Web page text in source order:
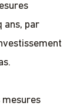
ans, par
mesures